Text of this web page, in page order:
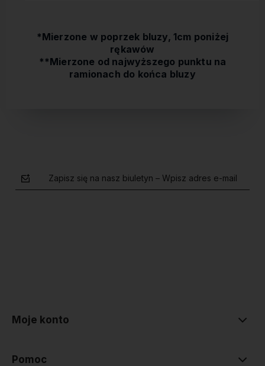
*Mierzone w poprzek bluzy, 1cm poniżej
rękawów
**Mierzone od najwyższego punktu na
ramionach do końca bluzy
Zapisz się na nasz biuletyn – Wpisz adres e-mail
Moje konto
Pomoc